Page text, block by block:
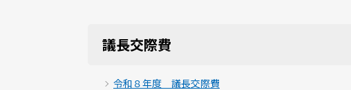
議長交際費
令和８年度 議長交際費